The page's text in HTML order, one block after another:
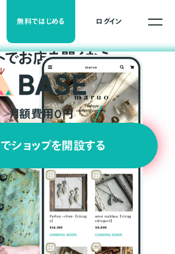
無料ではじめる ログイン
でお店を開くなら
月額費用0円
ショップを開設する
い3つの理由